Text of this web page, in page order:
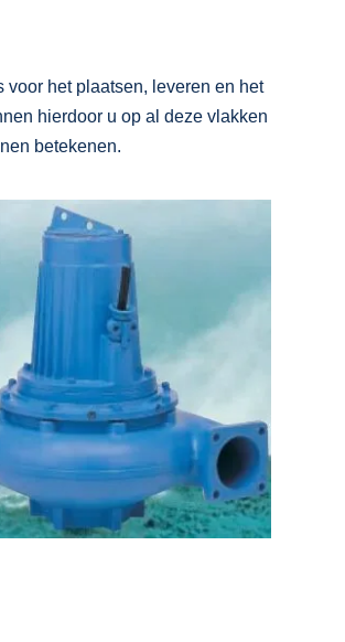
het plaatsen, leveren en het
hierdoor u op al deze vlakken
betekenen.